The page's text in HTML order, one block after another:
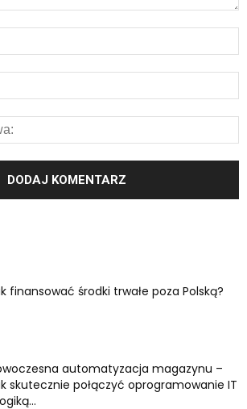
finansować środki trwałe poza Polską?
automatyzacja magazynu –
skutecznie połączyć oprogramowanie IT